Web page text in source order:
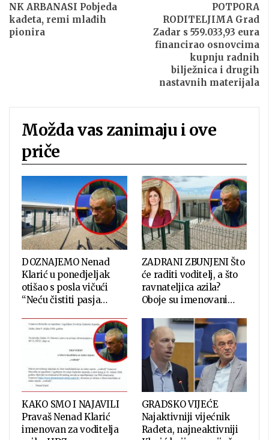
NK ARBANASI Pobjeda
kadeta, remi mlađih
pionira
POTPORA
RODITELJIMA Grad
Zadar s 559.033,93 eura
financirao osnovcima
kupnju radnih
bilježnica i drugih
nastavnih materijala
Možda vas zanimaju i ove
priče
DOZNAJEMO Nenad
Klarić u ponedjeljak
otišao s posla vičući
“Neću čistiti pasja…
ZADRANI ZBUNJENI Što
će raditi voditelj, a što
ravnateljica azila?
Oboje su imenovani…
KAKO SMO I NAJAVILI
Pravaš Nenad Klarić
imenovan za voditelja
GRADSKO VIJEĆE
Najaktivniji vijećnik
Radeta, najneaktivniji